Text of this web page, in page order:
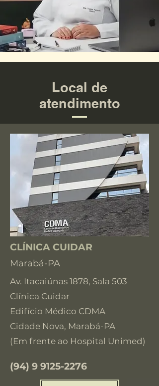
Local de
atendimento
CLÍNICA CUIDAR
Marabá-PA
Av. Itacaiúnas 1878, Sala 503
Clínica Cuidar
Edifício Médico CDMA
Cidade Nova, Marabá-PA
(Em frente ao Hospital Unimed)
(94) 9 9125-2276